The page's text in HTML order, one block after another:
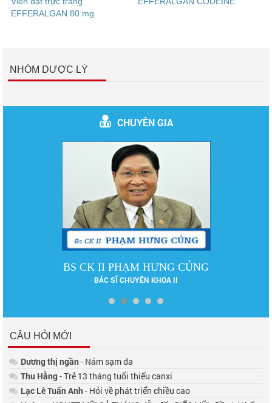
EFFERALGAN 80 mg
NHÓM DƯỢC LÝ
CHUYÊN GIA
BS CK II PHẠM HƯNG CỦNG
BÁC SĨ CHUYÊN KHOA II
CÂU HỎI MỚI
Dương thị ngần- Nám sạm da
Thu Hằng- Trẻ 13 tháng tuổi thiếu canxi
Lạc Lê Tuấn Anh- Hỏi về phát triển chiều cao